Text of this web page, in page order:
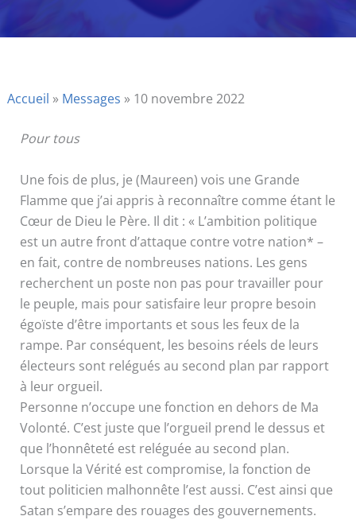
Accueil » Messages » 10 novembre 2022
Pour tous
Une fois de plus, je (Maureen) vois une Grande
Flamme que j’ai appris à reconnaître comme étant le
Cœur de Dieu le Père. Il dit : « L’ambition politique
est un autre front d’attaque contre votre nation* –
en fait, contre de nombreuses nations. Les gens
recherchent un poste non pas pour travailler pour
le peuple, mais pour satisfaire leur propre besoin
égoïste d’être importants et sous les feux de la
rampe. Par conséquent, les besoins réels de leurs
électeurs sont relégués au second plan par rapport
à leur orgueil.
Personne n’occupe une fonction en dehors de Ma
Volonté. C’est juste que l’orgueil prend le dessus et
que l’honnêteté est reléguée au second plan.
Lorsque la Vérité est compromise, la fonction de
tout politicien malhonnête l’est aussi. C’est ainsi que
Satan s’empare des rouages des gouvernements.